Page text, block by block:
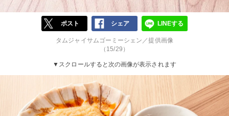
ポスト シェア LINEする
タムジャイサムゴーミーシェン／提供画像
（15/29）
▼スクロールすると次の画像が表示されます